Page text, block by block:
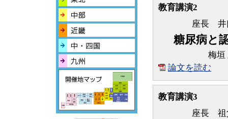
教育講演2
座長 井
糖尿病と
梅
論文を読む
教育講演3
座長 祖